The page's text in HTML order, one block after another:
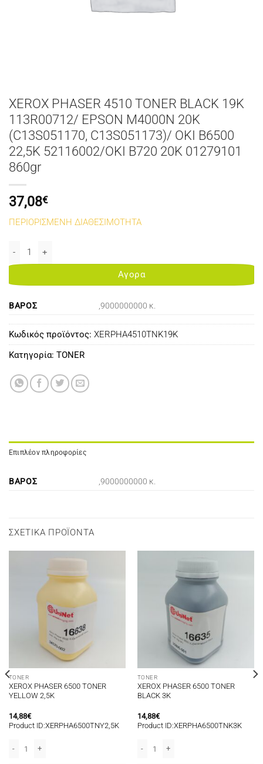
XEROX PHASER 4510 TONER BLACK 19K
113R00712/ EPSON M4000N 20K
(C13S051170, C13S051173)/ OKI B6500
22,5K 52116002/OKI B720 20K 01279101
860gr
37,08€
ΠΕΡΙΟΡΙΣΜΕΝΗ ΔΙΑΘΕΣΙΜΟΤΗΤΑ
XEROX PHASER 4510 TONER BLACK 19K 113R00712/ EPSON
Αγορα
ΒΆΡΟΣ ,9000000000 κ.
Κωδικός προϊόντος: XERPHA4510TNK19K
Κατηγορία: TONER
Επιπλέον πληροφορίες
ΒΆΡΟΣ ,9000000000 κ.
ΣΧΕΤΙΚΆ ΠΡΟΪΌΝΤΑ
TONER
XEROX PHASER 6500 TONER
YELLOW 2,5K
14,88€
Product ID:XERPHA6500TNY2,5K
TONER
XEROX PHASER 6500 TONER
BLACK 3K
14,88€
Product ID:XERPHA6500TNK3K